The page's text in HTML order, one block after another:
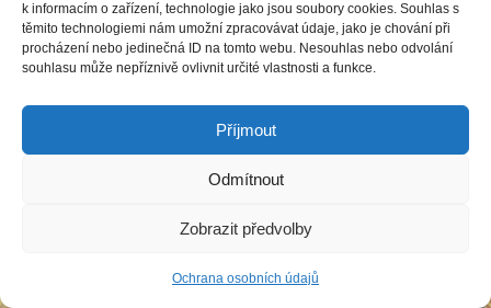
k informacím o zařízení, technologie jako jsou soubory cookies. Souhlas s
těmito technologiemi nám umožní zpracovávat údaje, jako je chování při
procházení nebo jedinečná ID na tomto webu. Nesouhlas nebo odvolání
souhlasu může nepříznivě ovlivnit určité vlastnosti a funkce.
Příjmout
Odmítnout
Zobrazit předvolby
Ochrana osobních údajů
Copyright © Weiron Dynamics, s.r.o. |Tvorba webových stráneka